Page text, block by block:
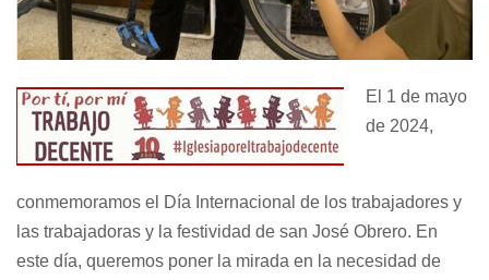
El 1 de mayo
de 2024,
conmemoramos el Día Internacional de los trabajadores y
las trabajadoras y la festividad de san José Obrero. En
este día, queremos poner la mirada en la necesidad de